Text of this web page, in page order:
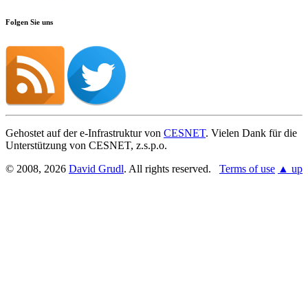
Folgen Sie uns
Gehostet auf der e-Infrastruktur von CESNET. Vielen Dank für die
Unterstützung von CESNET, z.s.p.o.
© 2008, 2026 David Grudl. All rights reserved. Terms of use ▲ up